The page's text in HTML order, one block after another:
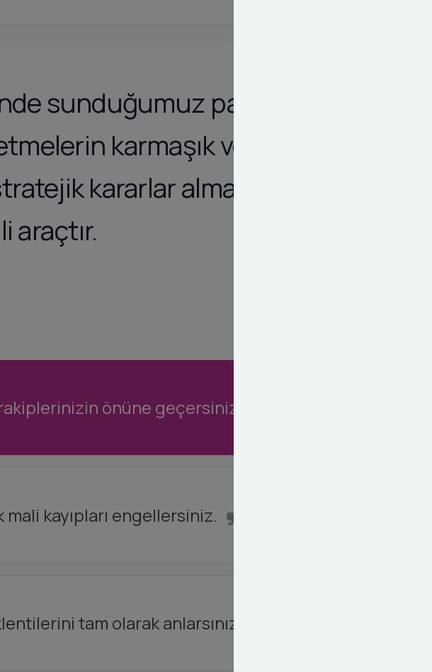
sunduğumuz pazar
karmaşık veri
kararlar almasını
araçtır.
önüne geçersiniz.
kayıpları engellersiniz.
tam olarak anlarsınız.